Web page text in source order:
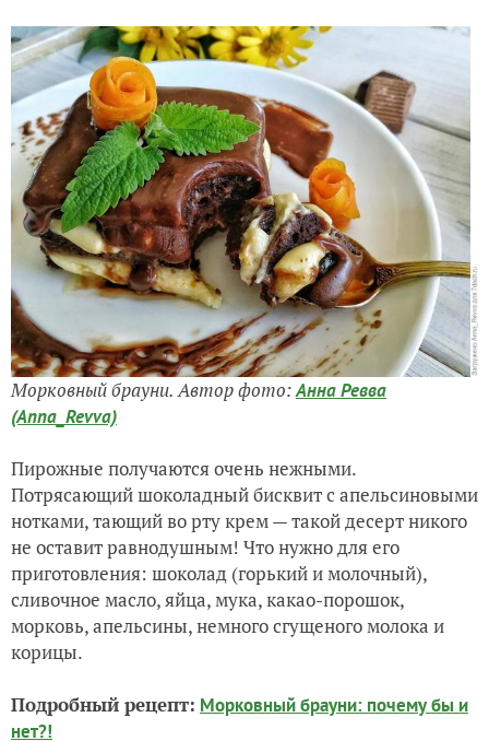
Морковный брауни. Автор фото:Анна Ревва
(Anna_Revva)
Пирожные получаются очень нежными.
Потрясающий шоколадный бисквит с апельсиновыми
нотками, тающий во рту крем — такой десерт никого
не оставит равнодушным! Что нужно для его
приготовления: шоколад (горький и молочный),
сливочное масло, яйца, мука, какао-порошок,
морковь, апельсины, немного сгущеного молока и
корицы.
Подробный рецепт: Морковный брауни: почему бы и
нет?!